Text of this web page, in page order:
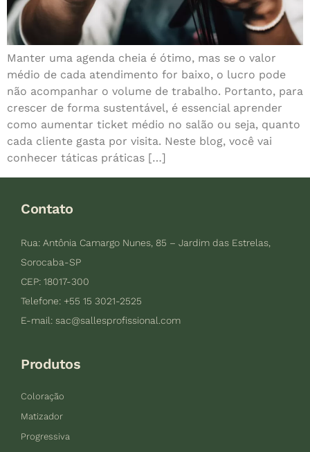
Manter uma agenda cheia é ótimo, mas se o valor
médio de cada atendimento for baixo, o lucro pode
não acompanhar o volume de trabalho. Portanto, para
crescer de forma sustentável, é essencial aprender
como aumentar ticket médio no salão ou seja, quanto
cada cliente gasta por visita. Neste blog, você vai
conhecer táticas práticas […]
Contato
Rua: Antônia Camargo Nunes, 85 – Jardim das Estrelas,
Sorocaba-SP
CEP: 18017-300
Telefone: +55 15 3021-2525
E-mail: sac@sallesprofissional.com
Produtos
Coloração
Matizador
Progressiva